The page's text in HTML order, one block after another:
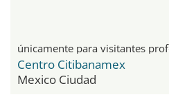
únicamente para visitantes
Centro Citibanamex
Mexico Ciudad